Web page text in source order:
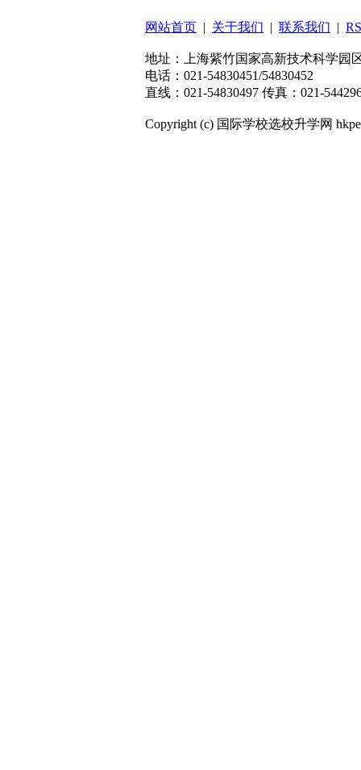
网站首页 | 关于我们 | 联系我们 |
地址：上海紫竹国家高新技术科学园
电话：021-54830451/54830452
直线：021-54830497 传真：021-
Copyright (c) 国际学校选校升学网